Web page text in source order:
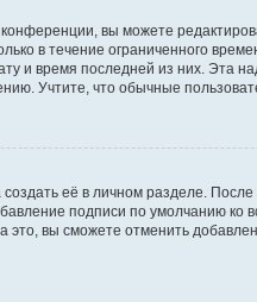
вы можете
в течение ограниченного
и время последней из них.
Учтите, что обычные
её в личном разделе.
подписи по умолчанию
это, вы сможете отменить